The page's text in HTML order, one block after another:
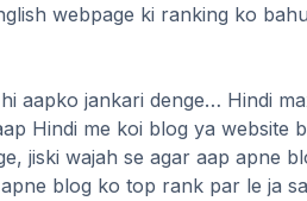
webpage ki ranking ko
aapko jankari denge… Hindi
Hindi me koi blog ya website
jiski wajah se agar aap apne
blog ko top rank par le ja